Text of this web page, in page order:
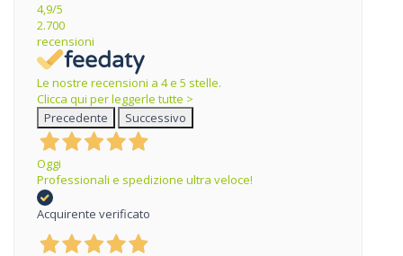
4,9/5
2.700
recensioni
Le nostre recensioni a 4 e 5 stelle.
Clicca qui per leggerle tutte >
Precedente
Successivo
Oggi
Professionali e spedizione ultra veloce!
Acquirente verificato